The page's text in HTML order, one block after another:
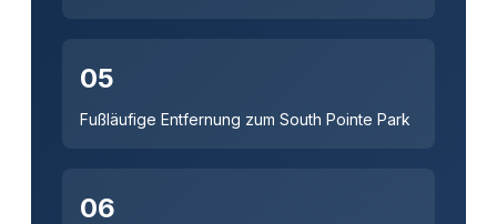
05
Fußläufige Entfernung zum South Pointe Park
06